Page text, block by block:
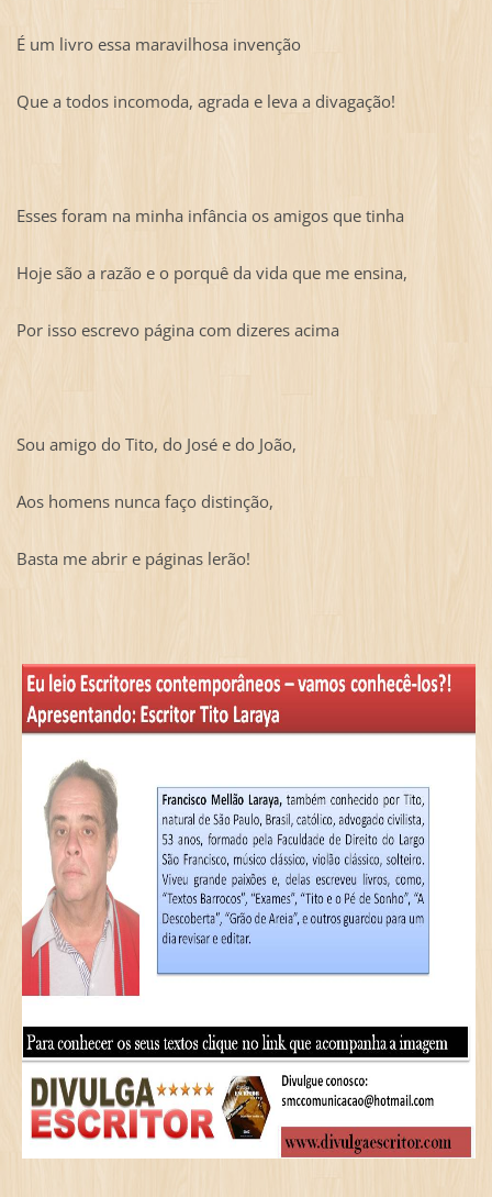
É um livro essa maravilhosa invenção
Que a todos incomoda, agrada e leva a divagação!
Esses foram na minha infância os amigos que tinha
Hoje são a razão e o porquê da vida que me ensina,
Por isso escrevo página com dizeres acima
Sou amigo do Tito, do José e do João,
Aos homens nunca faço distinção,
Basta me abrir e páginas lerão!